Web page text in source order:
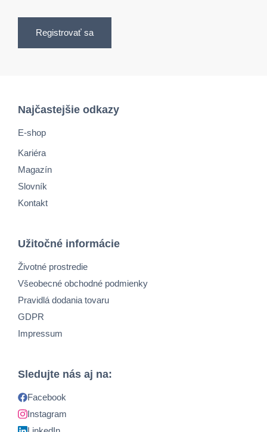
Registrovať sa
Najčastejšie odkazy
E-shop
Kariéra
Magazín
Slovník
Kontakt
Užitočné informácie
Životné prostredie
Všeobecné obchodné podmienky
Pravidlá dodania tovaru
GDPR
Impressum
Sledujte nás aj na:
Facebook
Instagram